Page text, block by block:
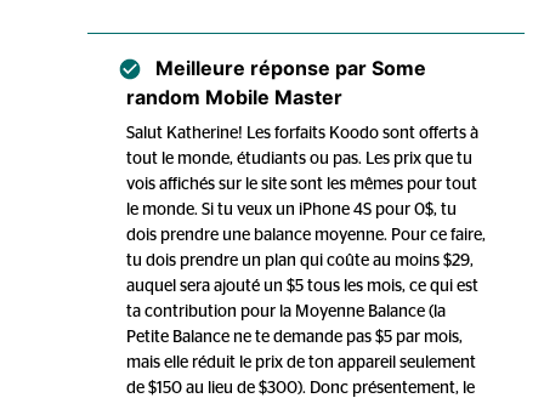
Meilleure réponse par Some
random Mobile Master
Salut Katherine! Les forfaits Koodo sont offerts à
tout le monde, étudiants ou pas. Les prix que tu
vois affichés sur le site sont les mêmes pour tout
le monde. Si tu veux un iPhone 4S pour 0$, tu
dois prendre une balance moyenne. Pour ce faire,
tu dois prendre un plan qui coûte au moins $29,
auquel sera ajouté un $5 tous les mois, ce qui est
ta contribution pour la Moyenne Balance (la
Petite Balance ne te demande pas $5 par mois,
mais elle réduit le prix de ton appareil seulement
de $150 au lieu de $300). Donc présentement, le